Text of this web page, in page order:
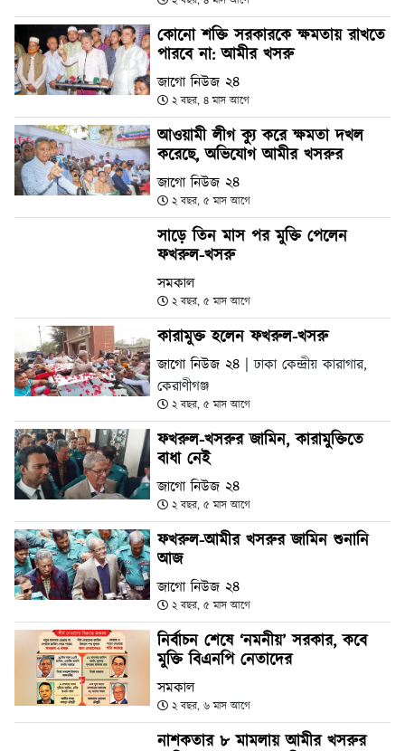
কোনো শক্তি সরকারকে ক্ষমতায় রাখতে
পারবে না: আমীর খসরু
জাগো নিউজ ২৪
২ বছর, ৪ মাস আগে
আওয়ামী লীগ ক্যু করে ক্ষমতা দখল
করেছে, অভিযোগ আমীর খসরুর
জাগো নিউজ ২৪
২ বছর, ৫ মাস আগে
সাড়ে তিন মাস পর মুক্তি পেলেন
ফখরুল-খসরু
সমকাল
২ বছর, ৫ মাস আগে
কারামুক্ত হলেন ফখরুল-খসরু
জাগো নিউজ ২৪ | ঢাকা কেন্দ্রীয় কারাগার,
কেরাণীগঞ্জ
২ বছর, ৫ মাস আগে
ফখরুল-খসরুর জামিন, কারামুক্তিতে
বাধা নেই
জাগো নিউজ ২৪
২ বছর, ৫ মাস আগে
ফখরুল-আমীর খসরুর জামিন শুনানি
আজ
জাগো নিউজ ২৪
২ বছর, ৫ মাস আগে
নির্বাচন শেষে ‘নমনীয়’ সরকার, কবে
মুক্তি বিএনপি নেতাদের
সমকাল
২ বছর, ৬ মাস আগে
নাশকতার ৮ মামলায় আমীর খসরুর